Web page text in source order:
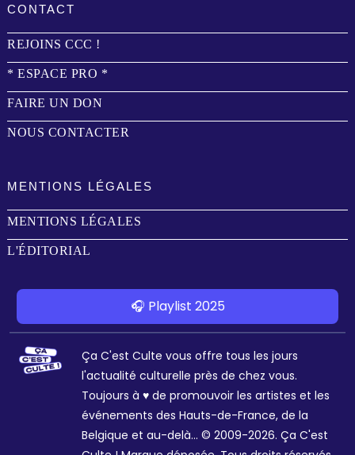
CONTACT
REJOINS CCC !
* ESPACE PRO *
FAIRE UN DON
NOUS CONTACTER
MENTIONS LÉGALES
MENTIONS LÉGALES
L'ÉDITORIAL
🎧 Playlist 2025
Ça C'est Culte vous offre tous les jours
l'actualité culturelle près de chez vous.
Toujours à ♥ de promouvoir les artistes et les
événements des Hauts-de-France, de la
Belgique et au-delà... © 2009-2026. Ça C'est